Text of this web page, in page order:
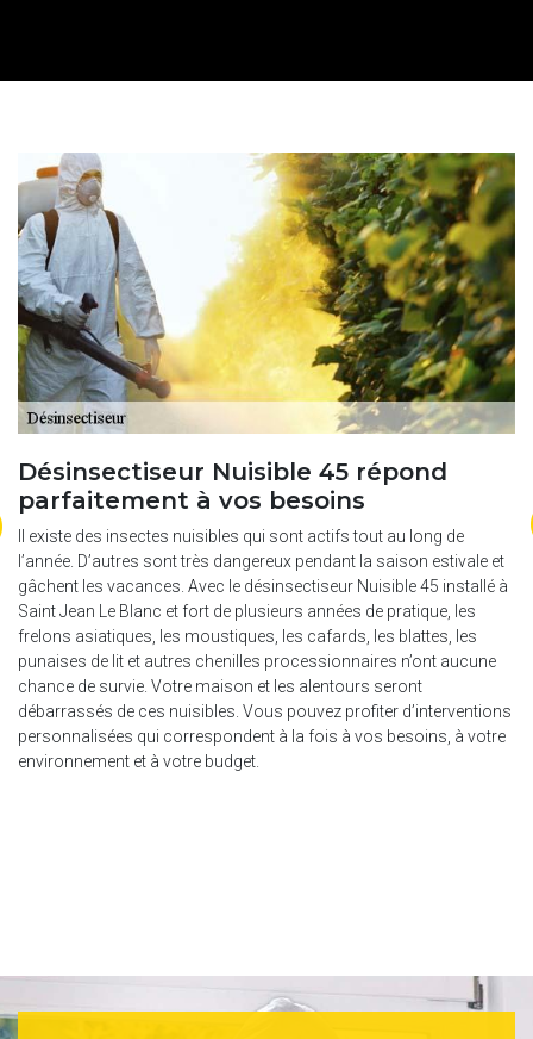
Désinsectiseur Nuisible 45 répond
parfaitement à vos besoins
Il existe des insectes nuisibles qui sont actifs tout au long de
l’année. D’autres sont très dangereux pendant la saison estivale et
gâchent les vacances. Avec le désinsectiseur Nuisible 45 installé à
Saint Jean Le Blanc et fort de plusieurs années de pratique, les
frelons asiatiques, les moustiques, les cafards, les blattes, les
punaises de lit et autres chenilles processionnaires n’ont aucune
chance de survie. Votre maison et les alentours seront
débarrassés de ces nuisibles. Vous pouvez profiter d’interventions
personnalisées qui correspondent à la fois à vos besoins, à votre
environnement et à votre budget.